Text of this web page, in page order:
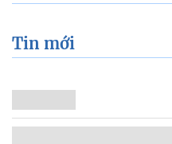
Tin mới